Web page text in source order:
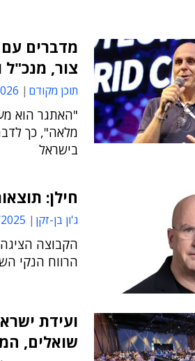
מדברים
צור, מנכ"ל
תוכן מקודם
מלאה", כך
בישראל
חילן:
ג'ון בן-זקן 17:37
הרווח הנקי השנתי עלה ב-
שואלים,